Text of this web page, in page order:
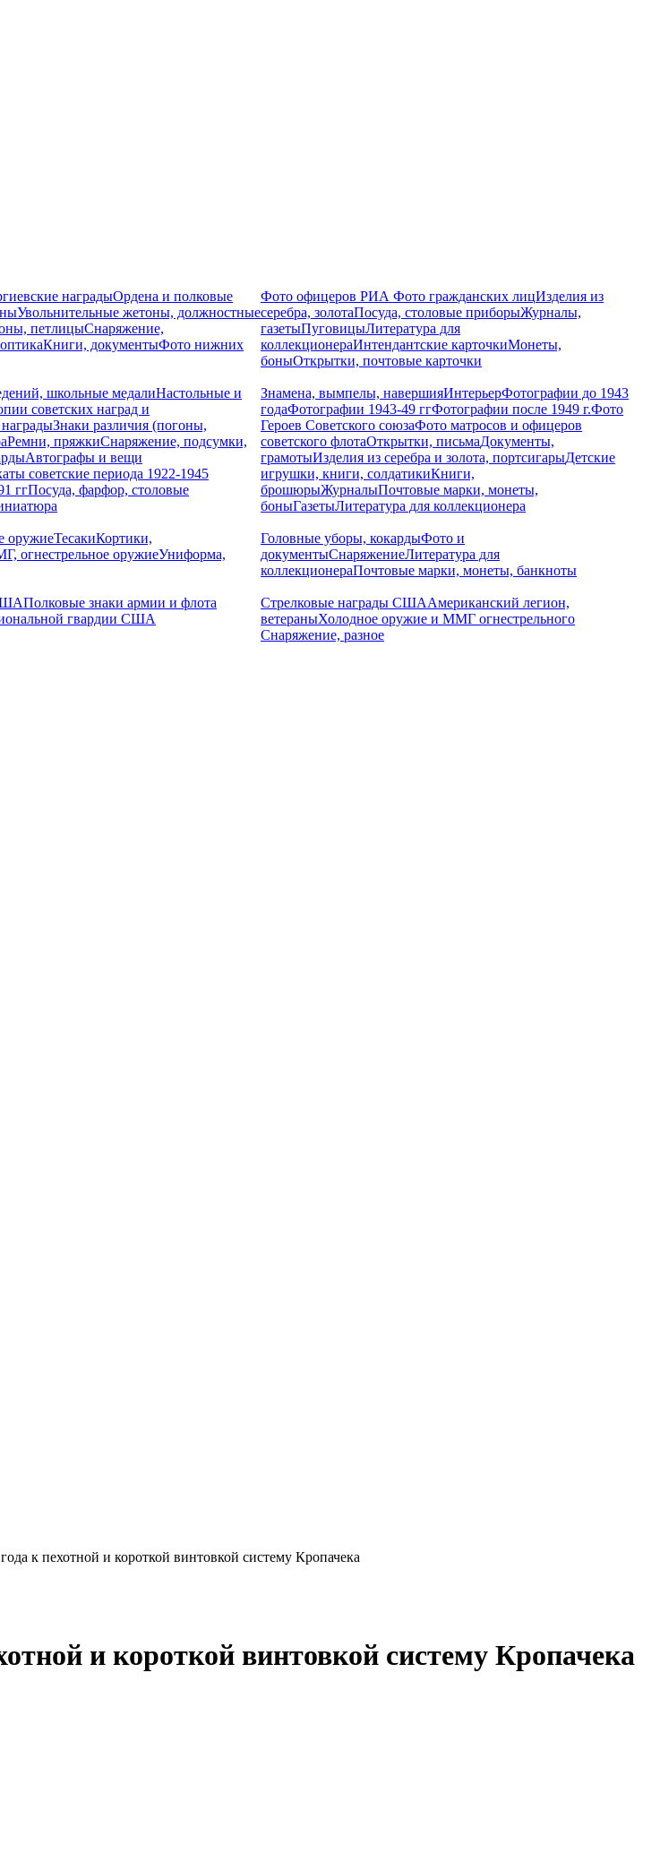
наградыОрдена и полковые
Увольнительные жетоны, должностные
петлицыСнаряжение,
Книги, документыФото нижних
Фото офицеров РИАФото гражданских лицИзделия из
серебра, золотаПосуда, столовые приборыЖурналы,
газетыПуговицыЛитература для
коллекционераИнтендантские карточкиМонеты,
боныОткрытки, почтовые карточки
школьные медалиНастольные и
советских наград и
Знаки различия (погоны,
Ремни, пряжкиСнаряжение, подсумки,
Автографы и вещи
советские периода 1922-1945
ггПосуда, фарфор, столовые
Знамена, вымпелы, навершияИнтерьерФотографии до 1943
годаФотографии 1943-49 ггФотографии после 1949 г.Фото
Героев Советского союзаФото матросов и офицеров
советского флотаОткрытки, письмаДокументы,
грамотыИзделия из серебра и золота, портсигарыДетские
игрушки, книги, солдатикиКниги,
брошюрыЖурналыПочтовые марки, монеты,
боныГазетыЛитература для коллекционера
оружиеТесакиКортики,
огнестрельное оружиеУниформа,
Головные уборы, кокардыФото и
документыСнаряжениеЛитература для
коллекционераПочтовые марки, монеты, банкноты
Полковые знаки армии и флота
гвардии США
Стрелковые награды СШААмериканский легион,
ветераныХолодное оружие и ММГ огнестрельного
Снаряжение, разное
к пехотной и короткой винтовкой систему Кропачека
и короткой винтовкой систему Кропачека